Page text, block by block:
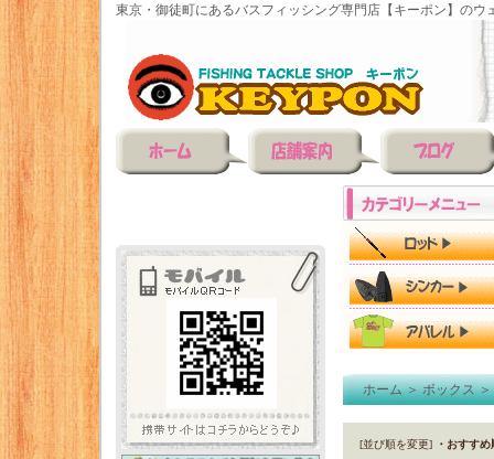
東京・御徒町にあるバスフィッシング専門店【キーポン】のウ
ホーム＞ボックス＞
[並び順を変更] ・おすすめ